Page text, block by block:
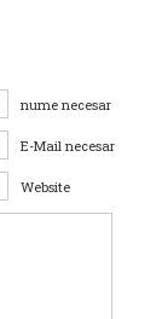
nume necesar
E-Mail necesar
Website